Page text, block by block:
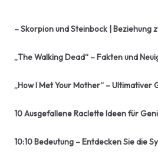
– Skorpion und Steinbock | Beziehung
„The Walking Dead“ – Fakten und
„How I Met Your Mother“ – Ultimativer
10 Ausgefallene Raclette Ideen für
10:10 Bedeutung – Entdecken Sie die